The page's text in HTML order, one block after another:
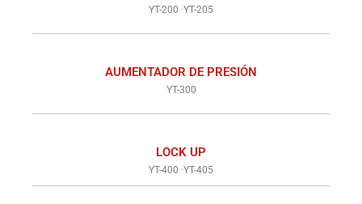
YT-200 ·YT-205
AUMENTADOR DE PRESIÓN
YT-300
LOCK UP
YT-400 ·YT-405